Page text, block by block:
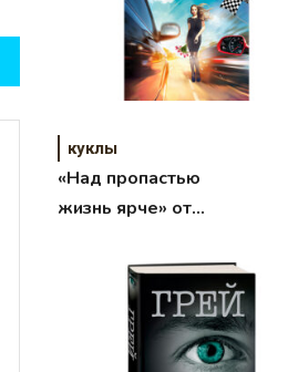
куклы
«Над пропастью
жизнь ярче» от